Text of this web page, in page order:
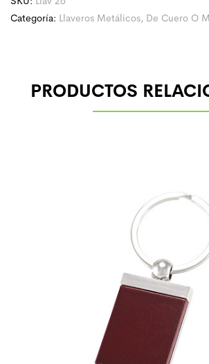
Categoría: Llaveros Metálicos, De Cuero O
PRODUCTOS